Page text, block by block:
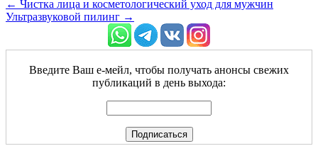
← Чистка лица и косметологический уход для мужчин
Ультразвуковой пилинг →
Введите Ваш е-мейл, чтобы получать анонсы свежих
публикаций в день выхода: